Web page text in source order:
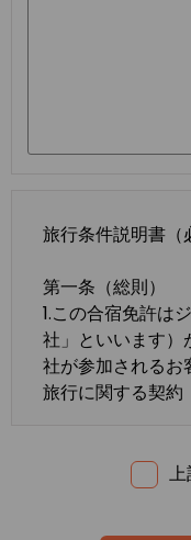
旅行条件説明書（
第一条（総則）
1.この合宿免許は
社」といいます）
社が参加されるお
旅行に関する契約
たは一般に確立上